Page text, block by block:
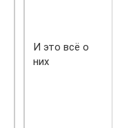
И это всё о
них